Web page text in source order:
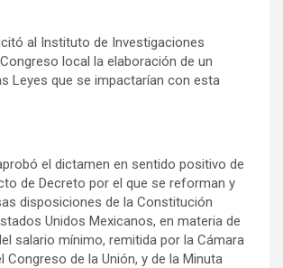
al Instituto de Investigaciones
local la elaboración de un
Leyes que se impactarían con esta
el dictamen en sentido positivo de
de Decreto por el que se reforman y
disposiciones de la Constitución
Unidos Mexicanos, en materia de
salario mínimo, remitida por la Cámara
Congreso de la Unión, y de la Minuta